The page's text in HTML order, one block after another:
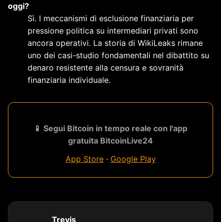
oggi?
Sì. I meccanismi di esclusione finanziaria per
pressione politica su intermediari privati sono
ancora operativi. La storia di WikiLeaks rimane
uno dei casi-studio fondamentali nel dibattito su
denaro resistente alla censura e sovranità
finanziaria individuale.
📱 Segui Bitcoin in tempo reale con l'app
gratuita BitcoinLive24
App Store· Google Play
Trevis